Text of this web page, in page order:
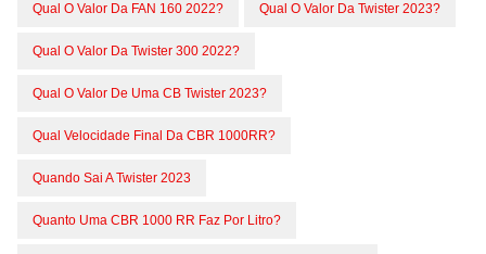
Qual O Valor Da FAN 160 2022? Qual O Valor Da Twister 2023?
Qual O Valor Da Twister 300 2022?
Qual O Valor De Uma CB Twister 2023?
Qual Velocidade Final Da CBR 1000RR?
Quando Sai A Twister 2023
Quanto Uma CBR 1000 RR Faz Por Litro?